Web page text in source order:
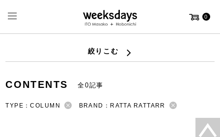
0
絞りこむ
CONTENTS 全0記事
TYPE：COLUMN BRAND：RATTA RATTARR